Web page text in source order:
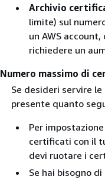
Archivio
limite) sul
un AWS account,
richiedere un
Numero massimo di
Se desideri servire
presente quanto
Per
certificati con il
devi ruotare i
Se hai bisogno